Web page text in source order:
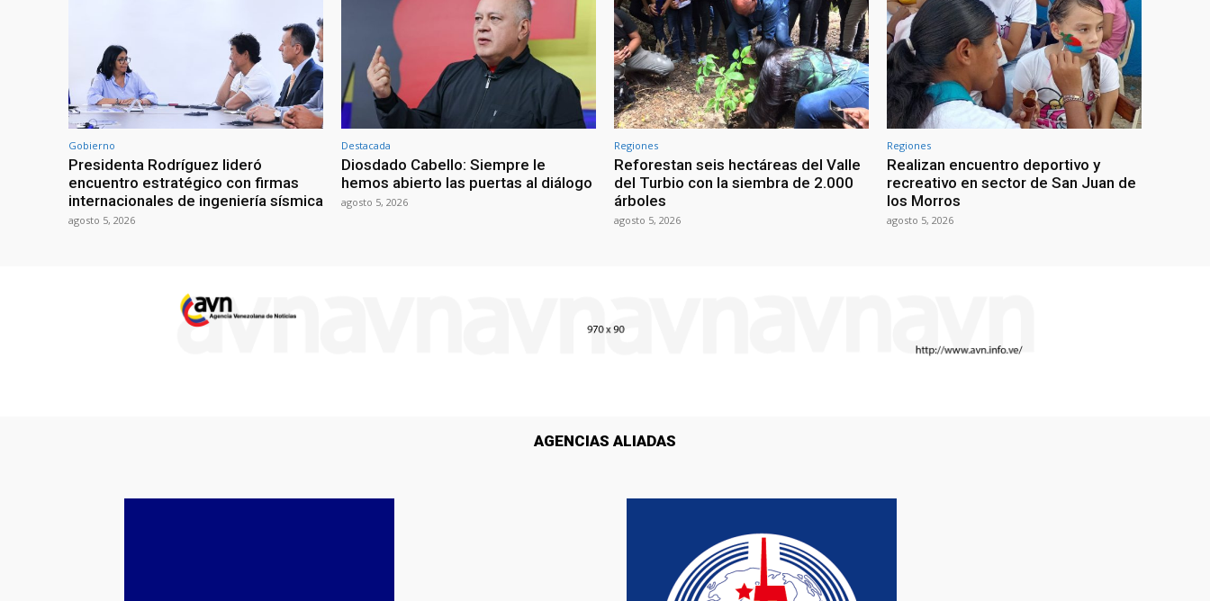
Gobierno
Presidenta Rodríguez lideró
encuentro estratégico con firmas
internacionales de ingeniería sísmica
agosto 5, 2026
Destacada
Diosdado Cabello: Siempre le
hemos abierto las puertas al diálogo
agosto 5, 2026
Regiones
Reforestan seis hectáreas del Valle
del Turbio con la siembra de 2.000
árboles
agosto 5, 2026
Regiones
Realizan encuentro deportivo y
recreativo en sector de San Juan de
los Morros
agosto 5, 2026
AGENCIAS ALIADAS